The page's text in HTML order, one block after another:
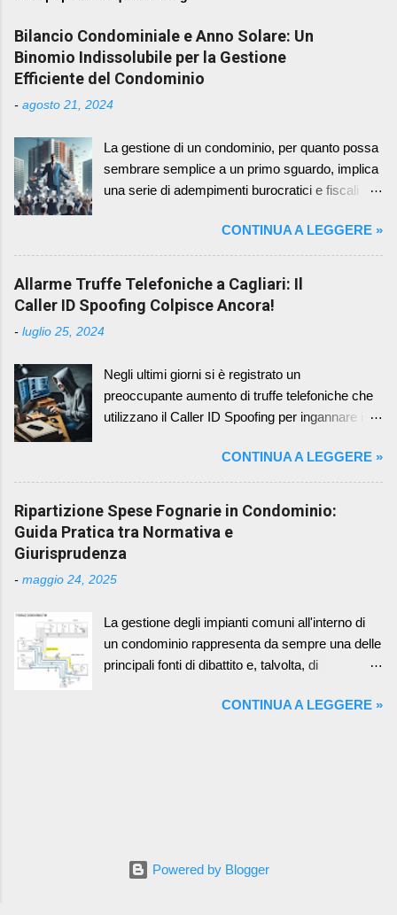
Bilancio Condominiale e Anno Solare: Un
Binomio Indissolubile per la Gestione
Efficiente del Condominio
- agosto 21, 2024
La gestione di un condominio, per quanto possa
sembrare semplice a un primo sguardo, implica
una serie di adempimenti burocratici e fiscali
questi, la redazione e l'approvazione del bilancio
condominiale rappresentano un momento
cruciale, in quanto fotografano la situazione
economica e patrimoniale del condominio in un
determinato periodo. Un aspetto spesso
sottovalutato, ma di fondamentale importanza,
bilancio condominiale. Sebbene il Codice Civile
non imponga un periodo specifico, la prassi e il
buon senso suggeriscono di adottare l'anno
31 dicembre. I Vantaggi dell'Allineamento con
l'Anno Solare L'adozione dell'anno solare come
periodo di riferimento per il bilancio condominiale
comporta una serie di vantaggi che semplificano
la gestione del condominio e favoriscono la
trasparenza nei confronti dei condomini. Coer...
CONTINUA A LEGGERE »
Allarme Truffe Telefoniche a Cagliari: Il
Caller ID Spoofing Colpisce Ancora!
- luglio 25, 2024
Negli ultimi giorni si è registrato un
preoccupante aumento di truffe telefoniche che
utilizzano il Caller ID Spoofing per ingannare i
di condominio. I truffatori si fingono
rappresentanti di istituzioni autorevoli, come
banche locali, la Polizia Postale o la Guardia di
Finanza, per carpire informazioni personali e
mascherare il loro vero numero di telefono e
(la propria banca o uffici locali di Guardia di
Finanza, Polizia, Carabinieri o Polizia Postale)
In questo modo, la vittima è indotta a
con un funzionario legittimo. Una volta stabilito il
CONTINUA A LEGGERE »
Ripartizione Spese Fognarie in Condominio:
Guida Pratica tra Normativa e
Giurisprudenza
- maggio 24, 2025
La gestione degli impianti comuni all'interno di
un condominio rappresenta da sempre una delle
principali fonti di dibattito e, talvolta, di
impianti di scarico fognario, per la loro natura
ripartizione equa e conforme alla legge,
CONTINUA A LEGGERE »
Powered by Blogger